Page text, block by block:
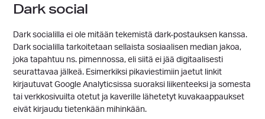
Dark social
Dark socialilla ei ole mitään tekemistä dark-postauksen kanssa.
Dark socialilla tarkoitetaan sellaista sosiaalisen median jakoa,
joka tapahtuu ns. pimennossa, eli siitä ei jää digitaalisesti
seurattavaa jälkeä. Esimerkiksi pikaviestimiin jaetut linkit
kirjautuvat Google Analyticsissa suoraksi liikenteeksi ja somesta
tai verkkosivuilta otetut ja kaverille lähetetyt kuvakaappaukset
eivät kirjaudu tietenkään mihinkään.